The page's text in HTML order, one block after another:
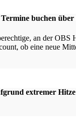
buchen über
an der OBS
ob eine neue
extremer